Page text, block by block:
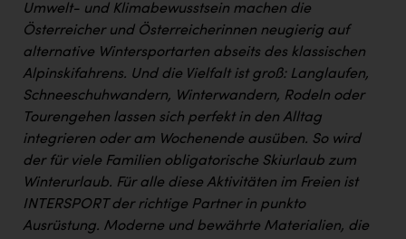
Immotech
INTERSPAR
INTERSPORT Austria
Jesolo
Jane Goodall Institute Austria
Kärcher
Karin Liedl
Umwelt- und Klimabewusstsein machen die
Österreicher und Österreicherinnen neugierig auf
alternative Wintersportarten abseits des klassischen
Alpinskifahrens. Und die Vielfalt ist groß: Langlaufen,
Schneeschuhwandern, Winterwandern, Rodeln oder
Tourengehen lassen sich perfekt in den Alltag
integrieren oder am Wochenende ausüben. So wird
der für viele Familien obligatorische Skiurlaub zum
Winterurlaub. Für alle diese Aktivitäten im Freien ist
INTERSPORT der richtige Partner in punkto
Ausrüstung. Moderne und bewährte Materialien, die